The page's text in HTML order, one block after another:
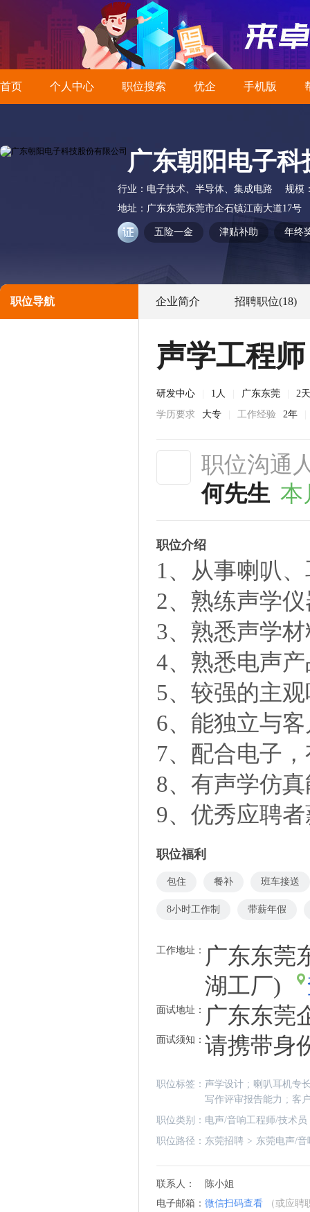
首页 个人中心 职位搜索 优企 手机版
广东朝阳电子
行业： 电子技术、半导体、集成电路
规模
地址： 广东东莞东莞市企石镇江南大道17号
五险一金 津贴补助 年终
职位导航 企业简介 招聘职位(18)
声学工程师
研发中心 1人 广东东莞
2
学历要求
大专 工作经验 2年
职位沟通
何先生 本
职位介绍
1、从事喇叭
2、熟练声学仪
3、熟悉声学
4、熟悉电声
5、较强的主
6、能独立与
7、配合电子
8、有声学仿
9、优秀应聘
职位福利
包住 餐补 班车接送
8小时工作制 带薪年假
工作地址：
广东东莞
湖工厂)
面试地址： 广东东莞
面试须知： 请携带身
职位标签： 声学设计 ; 喇叭耳机专
写作评审报告能力 ; 客
职位类别： 电声/音响工程师/技术员
职位路径： 东莞招聘 > 东莞电声/
联系人：
陈小姐
电子邮箱： 微信扫码查看
（或应聘